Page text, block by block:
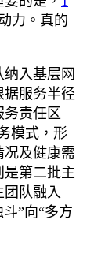
力。真的
入基层网
服务半径
务责任区
模式，形
况及健康需
是第二批主
团队融入
”向“多方